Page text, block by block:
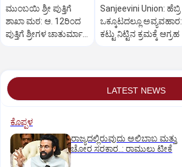
ಮುಂಬಯಿ ಶ್ರೀ ಪುತ್ತಿಗೆ
ಶಾಖಾ ಮಠ: ಆ. 12ರಿಂದ
ಪುತ್ತಿಗೆ ಶ್ರೀಗಳ ಚಾತುರ್ಮಾಸ
Sanjeevini Union: ಹೆಬ್ರಿ
ಒಕ್ಕೂಟದಲ್ಲೂ ಅವ್ಯವಹಾರ:
ಕಟ್ಟು ನಿಟ್ಟಿನ ಕ್ರಮಕ್ಕೆ ಆಗ್ರಹ
LATEST NEWS
ಕೊಪ್ಪಳ
ರಾಜ್ಯದಲ್ಲಿರುವುದು ಅಲಿಬಾಬ ಮತ್ತು
ಚೋರ ಸರಕಾರ..: ರಾಮುಲು ಟೀಕೆ